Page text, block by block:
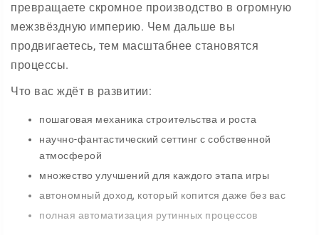
превращаете скромное производство в огромную
межзвёздную империю. Чем дальше вы
продвигаетесь, тем масштабнее становятся
процессы.
Что вас ждёт в развитии:
пошаговая механика строительства и роста
научно-фантастический сеттинг с собственной
атмосферой
множество улучшений для каждого этапа игры
автономный доход, который копится даже без вас
полная автоматизация рутинных процессов